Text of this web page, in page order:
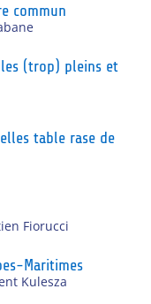
commun
(trop) pleins et
table rase de
Fiorucci
Maritimes
Kulesza